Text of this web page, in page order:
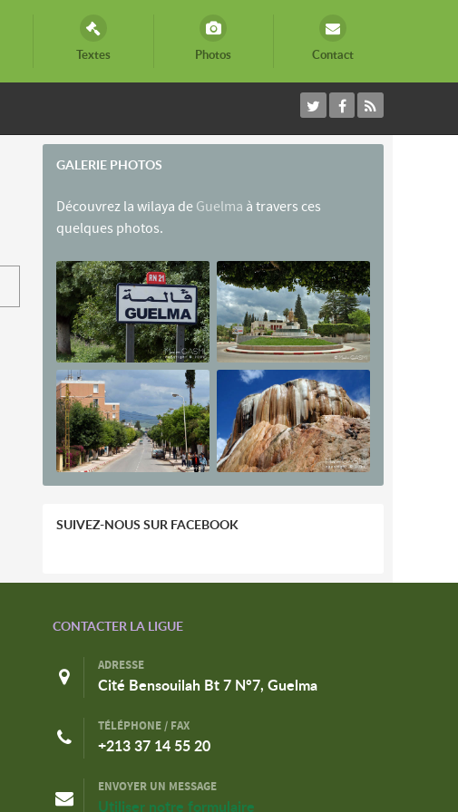
Textes Photos Contact
GALERIE PHOTOS
Découvrez la wilaya de Guelma à travers ces
quelques photos.
SUIVEZ-NOUS SUR FACEBOOK
CONTACTER LA LIGUE
ADRESSE
Cité Bensouilah Bt 7 N°7, Guelma
TÉLÉPHONE / FAX
+213 37 14 55 20
ENVOYER UN MESSAGE
Utiliser notre formulaire